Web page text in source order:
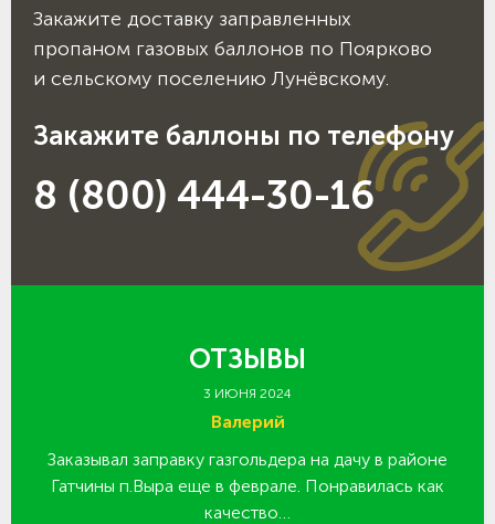
Закажите доставку заправленных
пропаном газовых баллонов по Поярково
и сельскому поселению Лунёвскому.
Закажите баллоны по телефону
8 (800) 444-30-16
ОТЗЫВЫ
3 ИЮНЯ 2024
Валерий
Заказывал заправку газгольдера на дачу в районе
Гатчины п.Выра еще в феврале. Понравилась как
качество…